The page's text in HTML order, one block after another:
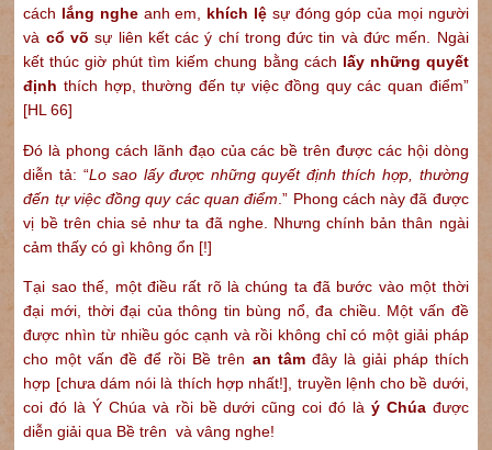
cách lắng ngheanh em, khích lệ sự đóng góp của mọi người
và cổ võsự liên kết các ý chí trong đức tin và đức mến. Ngài
kết thúc giờ phút tìm kiếm chung bằng cách lấy những quyết
định thích hợp, thường đến tự việc đồng quy các quan điểm”
[HL 66]
Đó là phong cách lãnh đạo của các bề trên được các hội dòng
diễn tả: “Lo sao lấy được những quyết định thích hợp, thường
đến tự việc đồng quy các quan điểm .” Phong cách này đã được
vị bề trên chia sẻ như ta đã nghe. Nhưng chính bản thân ngài
cảm thấy có gì không ổn [!]
Tại sao thế, một điều rất rõ là chúng ta đã bước vào một thời
đại mới, thời đại của thông tin bùng nổ, đa chiều. Một vấn đề
được nhìn từ nhiều góc cạnh và rồi không chỉ có một giải pháp
cho một vấn đề để rồi Bề trên an tâmđây là giải pháp thích
hợp [chưa dám nói là thích hợp nhất!], truyền lệnh cho bề dưới,
coi đó là Ý Chúa và rồi bề dưới cũng coi đó là ý Chúađược
diễn giải qua Bề trên và vâng nghe!